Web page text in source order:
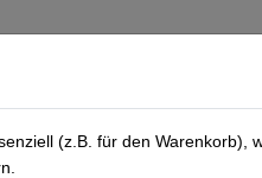
(z.B. für den Warenkorb),